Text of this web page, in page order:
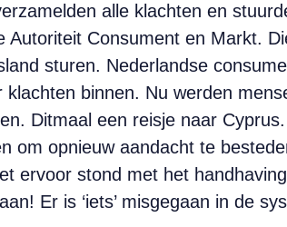
alle klachten en
Consument en Markt.
sturen. Nederlandse
binnen. Nu werden
Ditmaal een reisje naar
om opnieuw aandacht te
ervoor stond met het
Er is ‘iets’ misgegaan in de